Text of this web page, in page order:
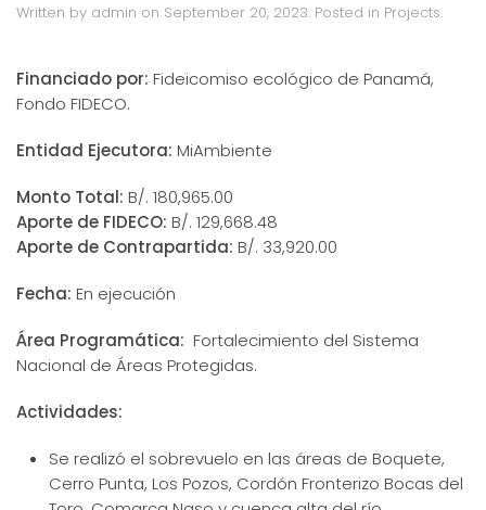
Written by admin on September 20, 2023. Posted in Projects.
Financiado por: Fideicomiso ecológico de Panamá,
Fondo FIDECO.
Entidad Ejecutora: MiAmbiente
Monto Total: B/. 180,965.00
Aporte de FIDECO: B/. 129,668.48
Aporte de Contrapartida: B/. 33,920.00
Fecha: En ejecución
Área Programática: Fortalecimiento del Sistema
Nacional de Áreas Protegidas.
Actividades:
Se realizó el sobrevuelo en las áreas de Boquete,
Cerro Punta, Los Pozos, Cordón Fronterizo Bocas del